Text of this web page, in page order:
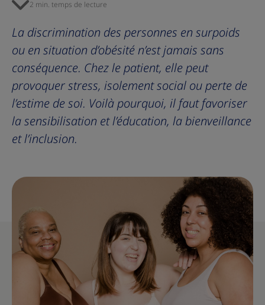
La discrimination des personnes en surpoids
ou en situation d’obésité n’est jamais sans
conséquence. Chez le patient, elle peut
provoquer stress, isolement social ou perte de
l’estime de soi. Voilà pourquoi, il faut favoriser
la sensibilisation et l’éducation, la bienveillance
et l’inclusion.
2 min. temps de lecture